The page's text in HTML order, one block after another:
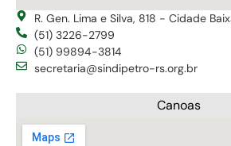
R. Gen. Lima e Silva, 818 - Cidade
(51) 3226-2799
(51) 99894-3814
secretaria@sindipetro-rs.org.br
Canoas